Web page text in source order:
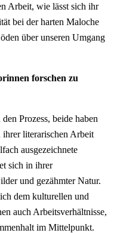
Arbeit, wie lässt sich ihr
bei der harten Maloche
über unseren Umgang
forschen zu
Prozess, beide haben
ihrer literarischen Arbeit
ausgezeichnete
sich in ihrer
und gezähmter Natur.
dem kulturellen und
auch Arbeitsverhältnisse,
im Mittelpunkt.